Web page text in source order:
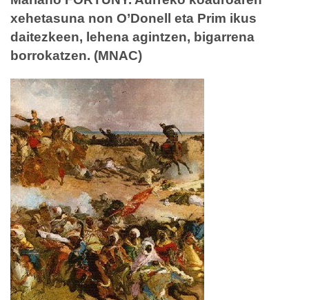
xehetasuna non O’Donell eta Prim ikus
daitezkeen, lehena agintzen, bigarrena
borrokatzen. (MNAC)